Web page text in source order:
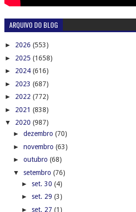
ARQUIVO DO BLOG
► 2026 (553)
► 2025 (1658)
► 2024 (616)
► 2023 (687)
► 2022 (772)
► 2021 (838)
▼ 2020 (987)
► dezembro (70)
► novembro (63)
► outubro (68)
▼ setembro (76)
► set. 30 (4)
► set. 29 (3)
► set. 27 (1)